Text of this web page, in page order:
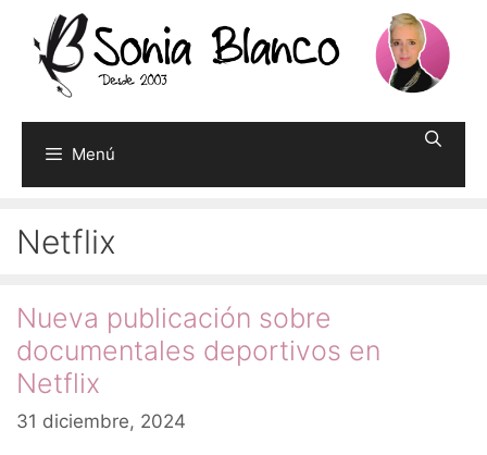
contenido
Menú
Netflix
Nueva publicación sobre
documentales deportivos en
Netflix
31 diciembre, 2024